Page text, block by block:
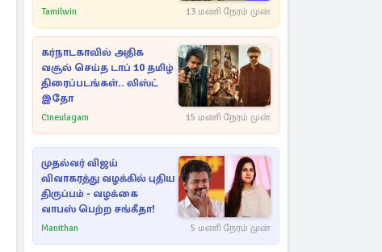
கட்டுப்படுத்த பொலிஸார்
Tamilwin 13 மணி நேரம் முன்
கர்நாடகாவில் அதிக
வசூல் செய்த டாப் 10 தமிழ்
திரைப்படங்கள்.. லிஸ்ட்
இதோ
Cineulagam 15 மணி நேரம் முன்
முதல்வர் விஜய்
விவாகரத்து வழக்கில் புதிய
திருப்பம் - வழக்கை
வாபஸ் பெற்ற சங்கீதா!
Manithan 5 மணி நேரம் முன்